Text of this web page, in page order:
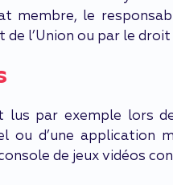
membre, le
l’Union ou par le droit
par exemple lors
ou d’une
de jeux vidéos